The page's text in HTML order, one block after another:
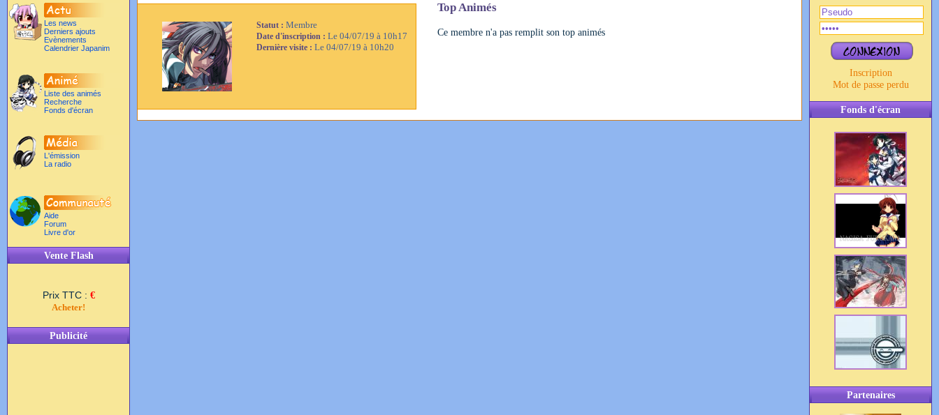
Les news
Derniers ajouts
Evènements
Calendrier Japanim
Liste des animés
Recherche
Fonds d'écran
L'émission
La radio
Aide
Forum
Livre d'or
Vente Flash
Prix TTC : €
Acheter!
Publicité
Inscription
Mot de passe perdu
Fonds d'écran
Partenaires
Statut : Membre
Date d'inscription : Le 04/07/19 à 10h17
Dernière visite : Le 04/07/19 à 10h20
Top Animés
Ce membre n'a pas remplit son top animés